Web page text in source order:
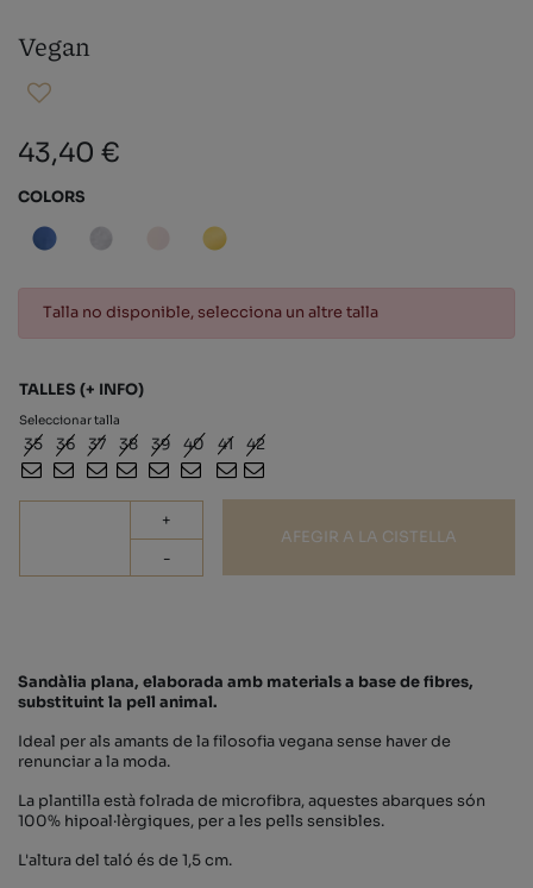
Vegan
43,40 €
COLORS
Talla no disponible, selecciona un altre talla
TALLES (+ INFO)
Seleccionar talla
35 36 37 38 39 40 41 42
+
-
AFEGIR A LA CISTELLA
Sandàlia plana, elaborada amb materials a base de fibres,
substituint la pell animal.
Ideal per als amants de la filosofia vegana sense haver de
renunciar a la moda.
La plantilla està folrada de microfibra, aquestes abarques són
100% hipoal·lèrgiques, per a les pells sensibles.
L'altura del taló és de 1,5 cm.